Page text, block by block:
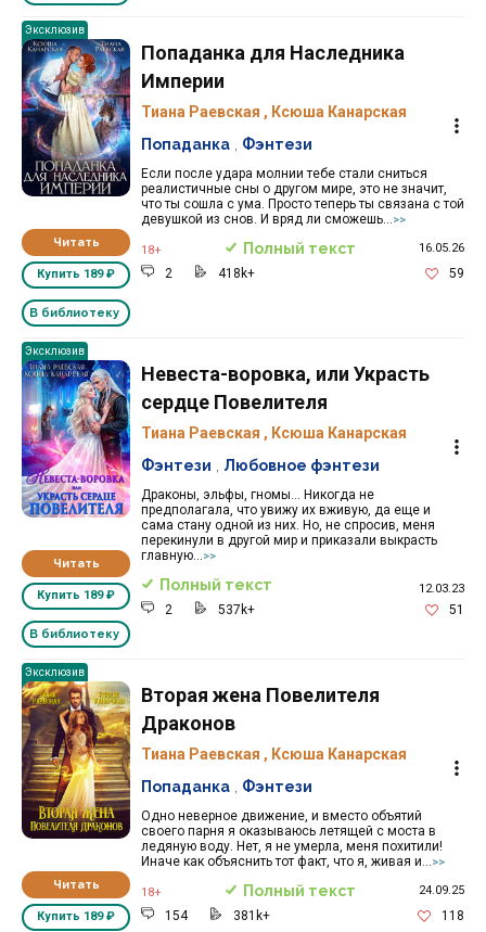
Эксклюзив
Читать
Купить 189 ₽
В библиотеку
Попаданка для Наследника
Империи
Тиана Раевская , Ксюша Канарская
Если после удара молнии тебе стали сниться
реалистичные сны о другом мире, это не значит,
что ты сошла с ума. Просто теперь ты связана с той
девушкой из снов. И вряд ли сможешь...
>>
Попаданка Фэнтези
18+ Полный текст 16.05.26
2 418k+ 59
Эксклюзив
Читать
Купить 189 ₽
В библиотеку
Невеста-воровка, или Украсть
сердце Повелителя
Тиана Раевская , Ксюша Канарская
Драконы, эльфы, гномы... Никогда не
предполагала, что увижу их вживую, да еще и
сама стану одной из них. Но, не спросив, меня
перекинули в другой мир и приказали выкрасть
главную...
>>
Фэнтези Любовное фэнтези
Полный текст 12.03.23
2 537k+ 51
Эксклюзив
Читать
Купить 189 ₽
Вторая жена Повелителя
Драконов
Тиана Раевская , Ксюша Канарская
Одно неверное движение, и вместо объятий
своего парня я оказываюсь летящей с моста в
ледяную воду. Нет, я не умерла, меня похитили!
Иначе как объяснить тот факт, что я, живая и...
>>
Попаданка Фэнтези
18+ Полный текст 24.09.25
154 381k+ 118